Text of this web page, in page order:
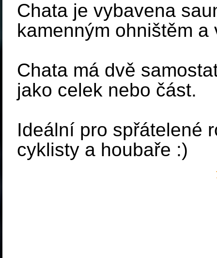
Chata je vybavena
kamenným ohništěm
Chata má dvě
jako celek nebo část.
Ideální pro spřátelené
cyklisty a houbaře :)